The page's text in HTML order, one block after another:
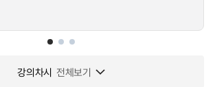
강의차시 전체보기